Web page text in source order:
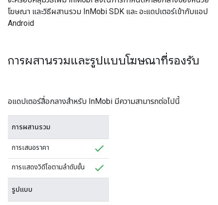
โฆษณา และวิธีผสานรวม InMobi SDK และ อะแดปเตอร์เข้ากับแอป
Android
การผสานรวมและรูปแบบโฆษณาที่รองรับ
อแดปเตอร์สื่อกลางสำหรับ InMobi มีความสามารถต่อไปนี้
การผสานรวม
การเสนอราคา
การแสดงวิดีโอตามลำดับขั้น
รูปแบบ